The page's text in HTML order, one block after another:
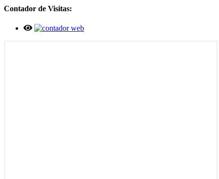
Contador de Visitas: